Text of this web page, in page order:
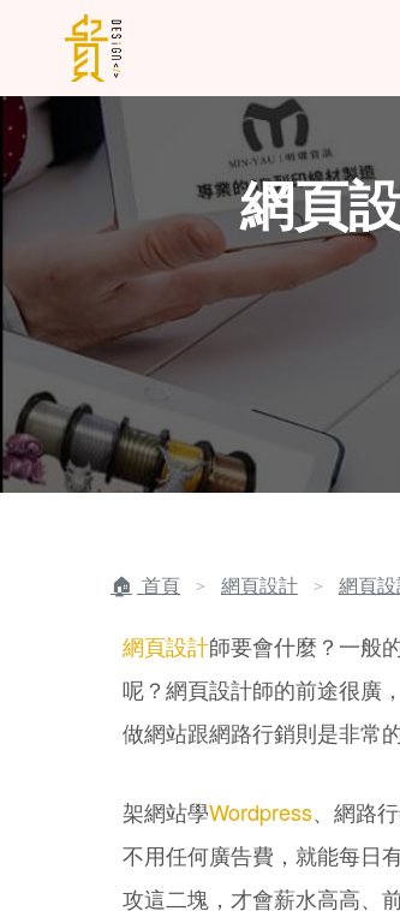
網頁
首頁 ＞ 網頁設計 ＞ 網頁
網頁設計師要會什麼？一般
呢？網頁設計師的前途很廣
做網站跟網路行銷則是非常的
架網站學Wordpress、網路
不用任何廣告費，就能每日
攻這二塊，才會薪水高高、